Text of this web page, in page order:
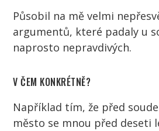
Působil na mě velmi
argumentů, které padaly u
naprosto nepravdivých.
V ČEM KONKRÉTNĚ?
Například tím, že před
město se mnou před deseti